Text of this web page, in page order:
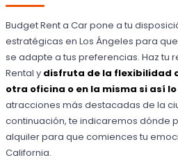
Budget Rent a Car pone a tu
estratégicas en Los Ángeles para
se adapte a tus preferencias. Haz tu
Rental y disfruta de la flexibilidad
otra oficina o en la misma si así
atracciones más destacadas de la
continuación, te indicaremos dónde
alquiler para que comiences tu
California.